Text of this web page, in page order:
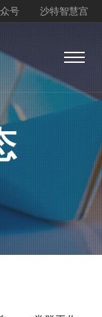
沙特智慧宫
号